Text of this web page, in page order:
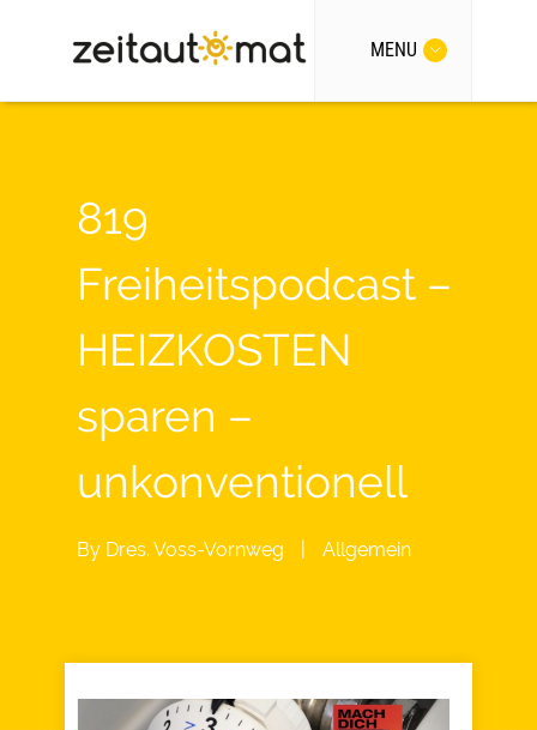
MENU
819
Freiheitspodcast –
HEIZKOSTEN
sparen –
unkonventionell
By Dres. Voss-Vornweg Allgemein